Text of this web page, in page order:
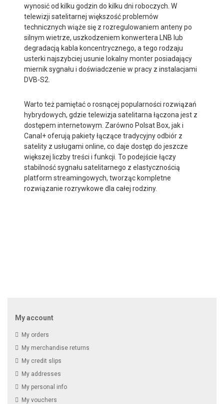
wynosić od kilku godzin do kilku dni roboczych. W
telewizji satelitarnej większość problemów
technicznych wiąże się z rozregulowaniem anteny po
silnym wietrze, uszkodzeniem konwertera LNB lub
degradacją kabla koncentrycznego, a tego rodzaju
usterki najszybciej usunie lokalny monter posiadający
miernik sygnału i doświadczenie w pracy z instalacjami
DVB-S2.
Warto też pamiętać o rosnącej popularności rozwiązań
hybrydowych, gdzie telewizja satelitarna łączona jest z
dostępem internetowym. Zarówno Polsat Box, jak i
Canal+ oferują pakiety łączące tradycyjny odbiór z
satelity z usługami online, co daje dostęp do jeszcze
większej liczby treści i funkcji. To podejście łączy
stabilność sygnału satelitarnego z elastycznością
platform streamingowych, tworząc kompletne
rozwiązanie rozrywkowe dla całej rodziny.
My account
My orders
My merchandise returns
My credit slips
My addresses
My personal info
My vouchers